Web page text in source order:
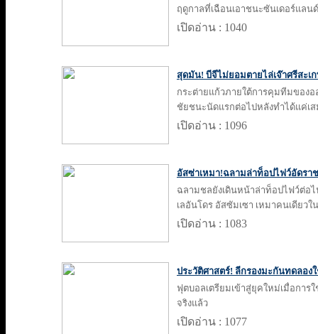
ฤดูกาลที่เฉือนเอาชนะซันเดอร์แลน
เปิดอ่าน : 1040
สุดมัน! บีจีไม่ยอมตายไล่เจ๊าศรีสะเ
กระต่ายแก้วภายใต้การคุมทีมของอ
ชัยชนะนัดแรกต่อไปหลังทำได้แค่เ
เปิดอ่าน : 1096
อัสซ่าเหมา!ฉลามล่าท็อปไฟว์อัดรา
ฉลามชลยังเดินหน้าล่าท็อปไฟว์ต่อ
เลอันโดร อัสซัมเซา เหมาคนเดียวใ
เปิดอ่าน : 1083
ประวัติศาสตร์! ลีกรองมะกันทดลอง
ฟุตบอลเตรียมเข้าสู่ยุคใหม่เมื่อการ
จริงแล้ว
เปิดอ่าน : 1077